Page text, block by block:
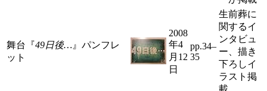
舞台『49日後… 』パンフレ
ット
2008
年4
月12
日
pp.34–
35
生前葬に
関するイ
ンタビュ
ー、描き
下ろしイ
ラスト掲
載